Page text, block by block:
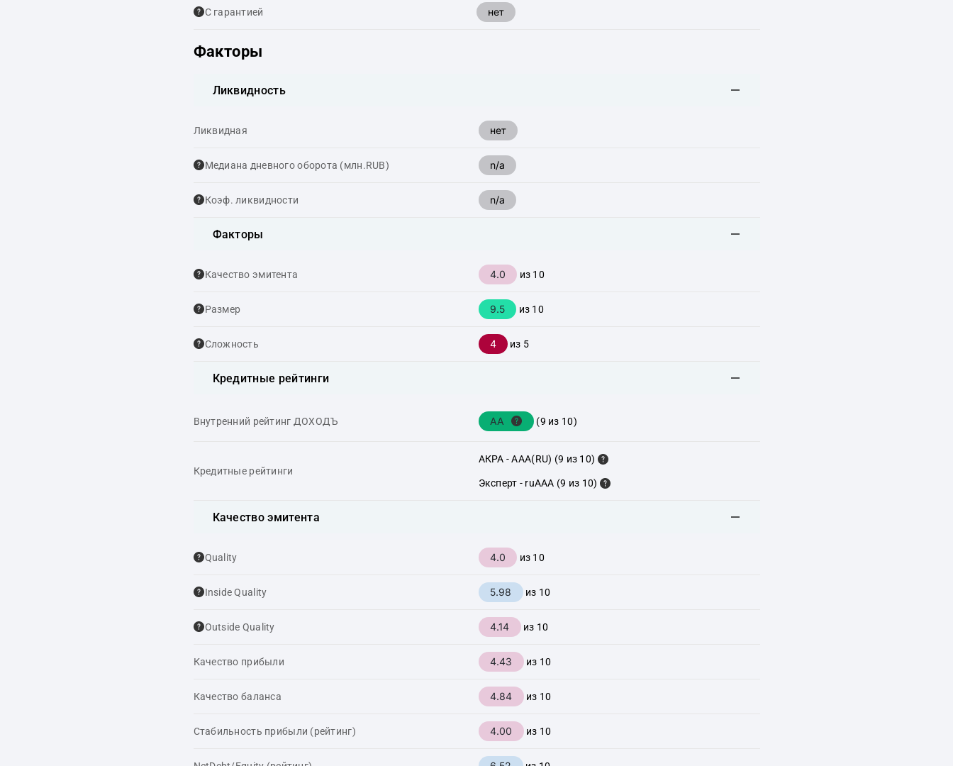
С гарантией нет
Факторы
Ликвидность
Ликвидная нет
Медиана дневного оборота (млн.RUB) n/a
Коэф. ликвидности n/a
Факторы
Качество эмитента 4.0 из 10
Размер 9.5 из 10
Сложность 4 из 5
Кредитные рейтинги
Внутренний рейтинг ДОХОДЪ AA (9 из 10)
Кредитные рейтинги
АКРА - AAA(RU) (9 из 10)
Эксперт - ruAAA (9 из 10)
Качество эмитента
Quality 4.0 из 10
Inside Quality 5.98 из 10
Outside Quality 4.14 из 10
Качество прибыли 4.43 из 10
Качество баланса 4.84 из 10
Стабильность прибыли (рейтинг) 4.00 из 10